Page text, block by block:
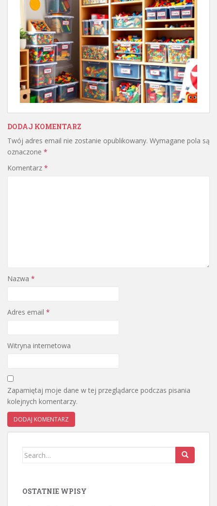
DODAJ KOMENTARZ
Twój adres email nie zostanie opublikowany. Wymagane pola są
oznaczone *
Komentarz *
Nazwa *
Adres email *
Witryna internetowa
Zapamiętaj moje dane w tej przeglądarce podczas pisania
kolejnych komentarzy.
Search
OSTATNIE WPISY